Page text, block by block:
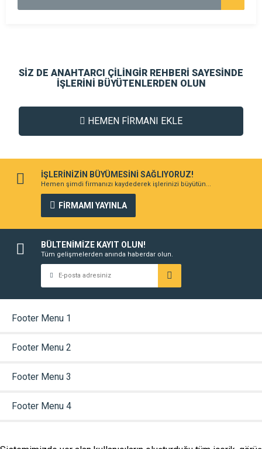
SİZ DE ANAHTARCI ÇİLİNGİR REHBERİ SAYESİNDE
İŞLERİNİ BÜYÜTENLERDEN OLUN
HEMEN FİRMANI EKLE
İŞLERİNİZİN BÜYÜMESİNİ SAĞLIYORUZ!
Hemen şimdi firmanızı kaydederek işlerinizi büyütün...
FİRMAMI YAYINLA
BÜLTENİMİZE KAYIT OLUN!
Tüm gelişmelerden anında haberdar olun.
Footer Menu 1
Footer Menu 2
Footer Menu 3
Footer Menu 4